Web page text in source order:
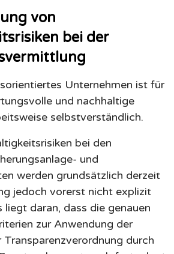
von
bei der
Unternehmen ist für
und nachhaltige
selbstverständlich.
bei den
und
werden grundsätzlich derzeit
jedoch vorerst nicht explizit
daran, dass die genauen
zur Anwendung der
durch